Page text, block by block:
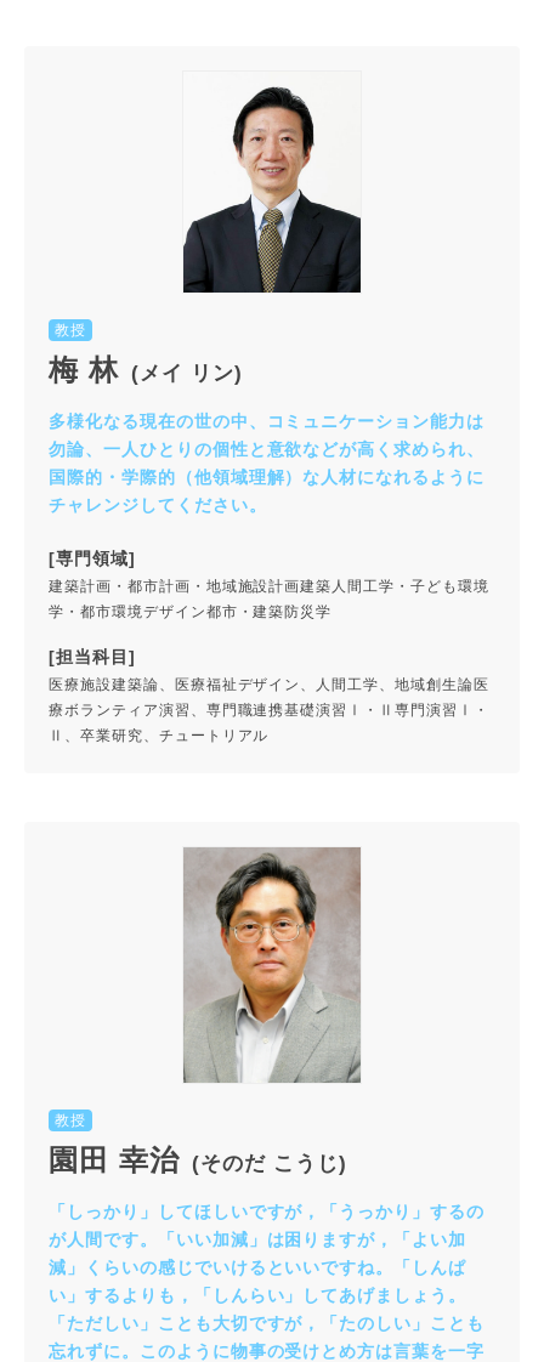
教授
梅 林 (メイ リン)
多様化なる現在の世の中、コミュニケーション能力は
勿論、一人ひとりの個性と意欲などが高く求められ、
国際的・学際的（他領域理解）な人材になれるように
チャレンジしてください。
[専門領域]
建築計画・都市計画・地域施設計画建築人間工学・子ども環境
学・都市環境デザイン都市・建築防災学
[担当科目]
医療施設建築論、医療福祉デザイン、人間工学、地域創生論医
療ボランティア演習、専門職連携基礎演習Ⅰ・Ⅱ専門演習Ⅰ・
Ⅱ、卒業研究、チュートリアル
教授
園田 幸治 (そのだ こうじ)
「しっかり」してほしいですが，「うっかり」するの
が人間です。「いい加減」は困りますが，「よい加
減」くらいの感じでいけるといいですね。「しんぱ
い」するよりも，「しんらい」してあげましょう。
「ただしい」ことも大切ですが，「たのしい」ことも
忘れずに。このように物事の受けとめ方は言葉を一字